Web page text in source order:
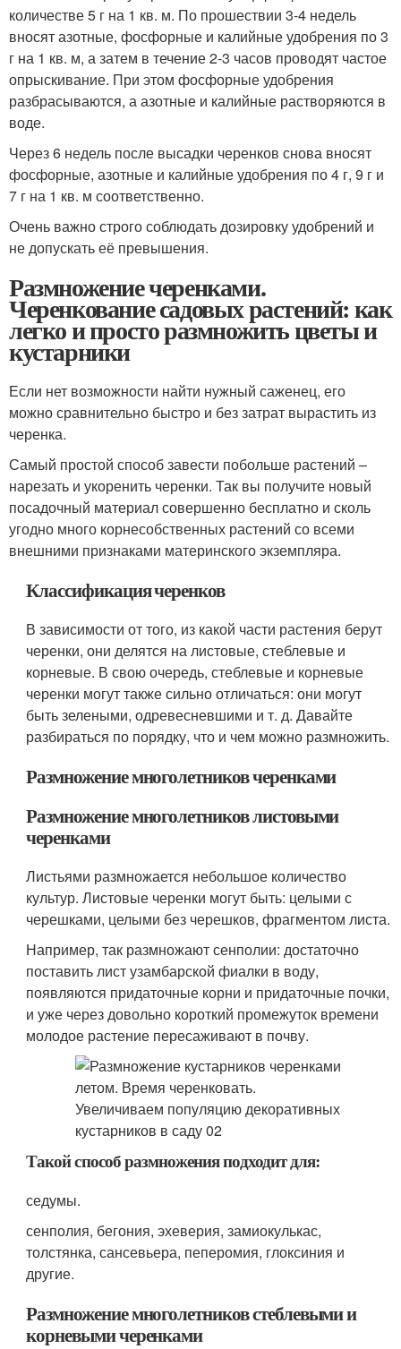
количестве 5 г на 1 кв. м. По прошествии 3-4 недель
вносят азотные, фосфорные и калийные удобрения по 3
г на 1 кв. м, а затем в течение 2-3 часов проводят частое
опрыскивание. При этом фосфорные удобрения
разбрасываются, а азотные и калийные растворяются в
воде.
Через 6 недель после высадки черенков снова вносят
фосфорные, азотные и калийные удобрения по 4 г, 9 г и
7 г на 1 кв. м соответственно.
Очень важно строго соблюдать дозировку удобрений и
не допускать её превышения.
Размножение черенками.
Черенкование садовых растений: как
легко и просто размножить цветы и
кустарники
Если нет возможности найти нужный саженец, его
можно сравнительно быстро и без затрат вырастить из
черенка.
Самый простой способ завести побольше растений –
нарезать и укоренить черенки. Так вы получите новый
посадочный материал совершенно бесплатно и сколь
угодно много корнесобственных растений со всеми
внешними признаками материнского экземпляра.
Классификация черенков
В зависимости от того, из какой части растения берут
черенки, они делятся на листовые, стеблевые и
корневые. В свою очередь, стеблевые и корневые
черенки могут также сильно отличаться: они могут
быть зелеными, одревесневшими и т. д. Давайте
разбираться по порядку, что и чем можно размножить.
Размножение многолетников черенками
Размножение многолетников листовыми
черенками
Листьями размножается небольшое количество
культур. Листовые черенки могут быть: целыми с
черешками, целыми без черешков, фрагментом листа.
Например, так размножают сенполии: достаточно
поставить лист узамбарской фиалки в воду,
появляются придаточные корни и придаточные почки,
и уже через довольно короткий промежуток времени
молодое растение пересаживают в почву.
Такой способ размножения подходит для:
седумы.
сенполия, бегония, эхеверия, замиокулькас,
толстянка, сансевьера, пеперомия, глоксиния и
другие.
Размножение многолетников стеблевыми и
корневыми черенками